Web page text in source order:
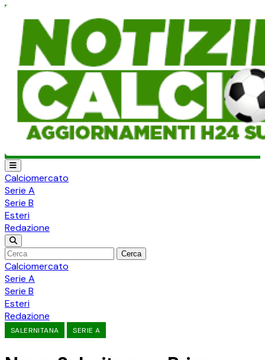
Calciomercato
Serie A
Serie B
Esteri
Redazione
Cerca
Calciomercato
Serie A
Serie B
Esteri
Redazione
SALERNITANA SERIE A